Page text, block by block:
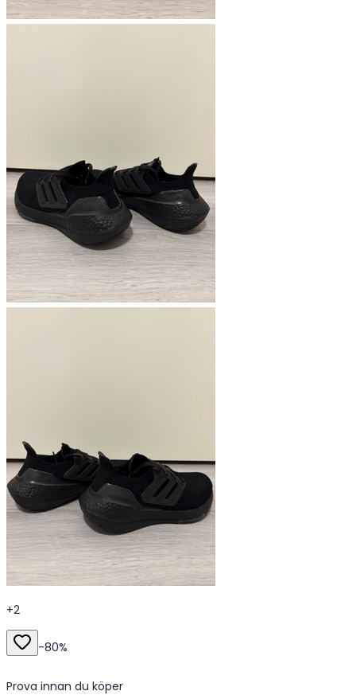
+2
-80%
Prova innan du köper